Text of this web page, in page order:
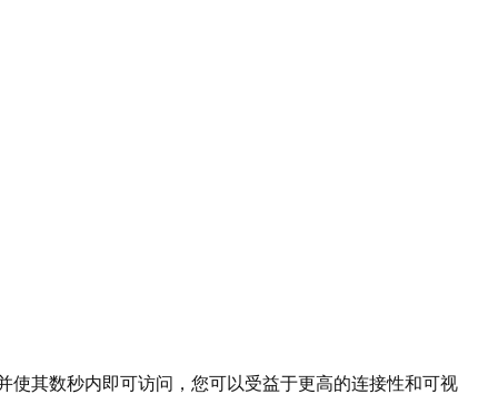
使其数秒内即可访问，您可以受益于更高的连接性和可视